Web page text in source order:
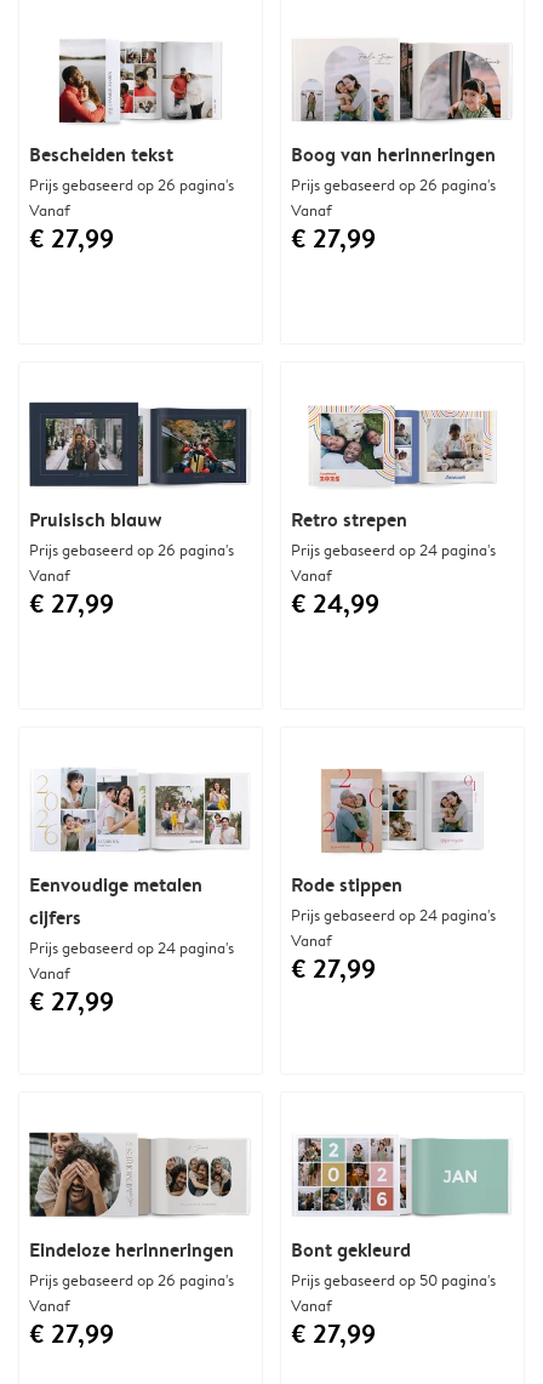
Bescheiden tekst
Prijs gebaseerd op 26 pagina's
Vanaf
€ 27,99
Eindeloze herinneringen
Prijs gebaseerd op 26 pagina's
Vanaf
€ 27,99
Rode stippen
Prijs gebaseerd op 24 pagina's
Vanaf
€ 27,99
Boog van herinneringen
Prijs gebaseerd op 26 pagina's
Vanaf
€ 27,99
Pruisisch blauw
Prijs gebaseerd op 26 pagina's
Vanaf
€ 27,99
Eenvoudige metalen
cijfers
Prijs gebaseerd op 24 pagina's
Vanaf
€ 27,99
Retro strepen
Prijs gebaseerd op 24 pagina's
Vanaf
€ 24,99
Bont gekleurd
Prijs gebaseerd op 50 pagina's
Vanaf
€ 27,99